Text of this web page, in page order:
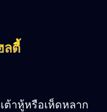
ลตี้
ต้าหู้หรือเห็ดหลาก